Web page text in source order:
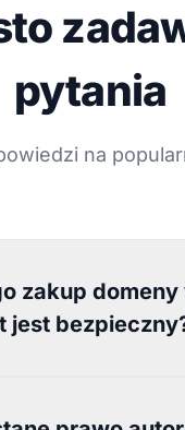
pytania
na
zakup domeny
jest